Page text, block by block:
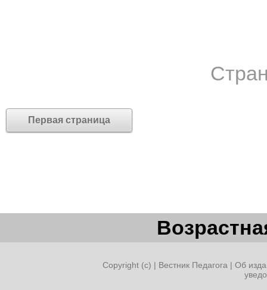
Первая страница
Copyright (c) | Вестник Педагога | Об